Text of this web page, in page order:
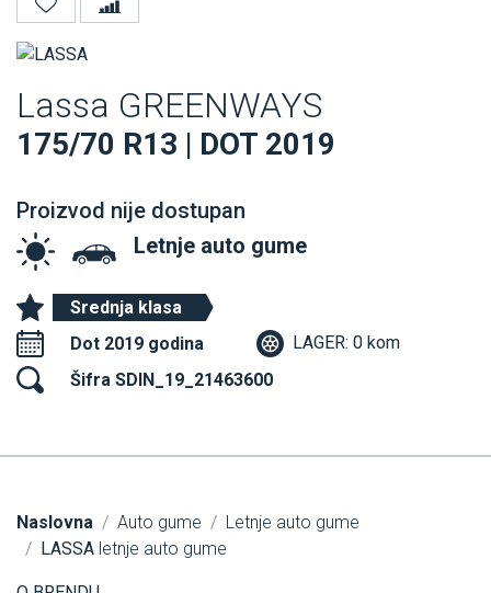
Lassa GREENWAYS
175/70 R13 | DOT 2019
Proizvod nije dostupan
Letnje auto gume
Srednja klasa
Dot 2019 godina
LAGER: 0 kom
Šifra SDIN_19_21463600
Naslovna Auto gume
Letnje auto gume
LASSA letnje auto gume